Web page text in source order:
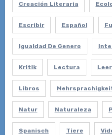
Creación Literaria
Escribir Español
Igualdad De Genero
Kritik Lectura Leer
Libros
Natur Naturaleza
Spanisch Tiere